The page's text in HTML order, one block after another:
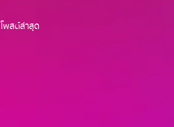
โพสต์ล่าสุด